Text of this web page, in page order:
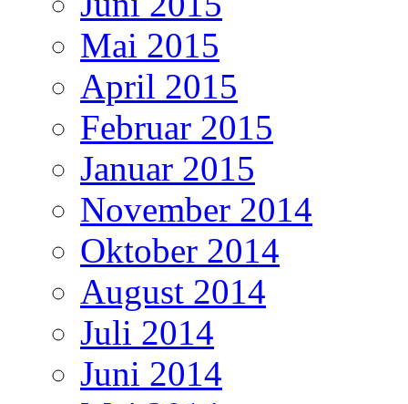
Mai 2015
April 2015
Februar 2015
Januar 2015
November 2014
Oktober 2014
August 2014
Juli 2014
Juni 2014